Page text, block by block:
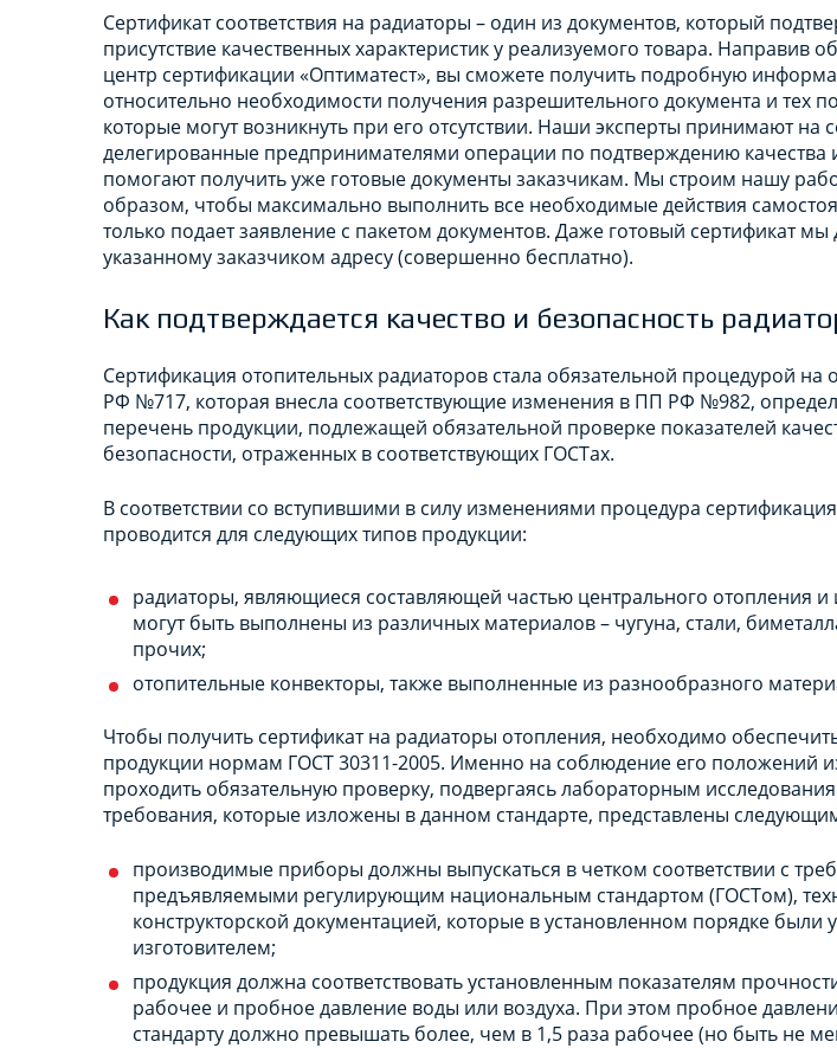
Сертификат соответствия на радиаторы – один из документов, который
присутствие качественных характеристик у реализуемого товара. Направив
центр сертификации «Оптиматест», вы сможете получить подробную
относительно необходимости получения разрешительного документа и тех
которые могут возникнуть при его отсутствии. Наши эксперты принимают на
делегированные предпринимателями операции по подтверждению качества
помогают получить уже готовые документы заказчикам. Мы строим нашу
образом, чтобы максимально выполнить все необходимые действия
только подает заявление с пакетом документов. Даже готовый сертификат мы
указанному заказчиком адресу (совершенно бесплатно).
Как подтверждается качество и безопасность
Сертификация отопительных радиаторов стала обязательной процедурой на
РФ №717, которая внесла соответствующие изменения в ПП РФ №982,
перечень продукции, подлежащей обязательной проверке показателей
безопасности, отраженных в соответствующих ГОСТах.
В соответствии со вступившими в силу изменениями процедура
проводится для следующих типов продукции:
радиаторы, являющиеся составляющей частью центрального отопления и
могут быть выполнены из различных материалов – чугуна, стали,
прочих;
отопительные конвекторы, также выполненные из разнообразного
Чтобы получить сертификат на радиаторы отопления, необходимо
продукции нормам ГОСТ 30311-2005. Именно на соблюдение его положений
проходить обязательную проверку, подвергаясь лабораторным
требования, которые изложены в данном стандарте, представлены
производимые приборы должны выпускаться в четком соответствии с
предъявляемыми регулирующим национальным стандартом (ГОСТом),
конструкторской документацией, которые в установленном порядке были
изготовителем;
продукция должна соответствовать установленным показателям
рабочее и пробное давление воды или воздуха. При этом пробное
стандарту должно превышать более, чем в 1,5 раза рабочее (но быть не